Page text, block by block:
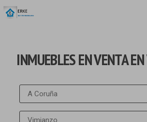
INMUEBLES EN VENTA